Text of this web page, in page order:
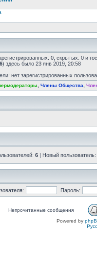
0, скрытых: 0 и
) здесь было 23 янв 2019, 20:58
нет зарегистрированных
Члены Общества
6 | Новый пользователь:
Пароль:
Непрочитанные сообщения
Powered by